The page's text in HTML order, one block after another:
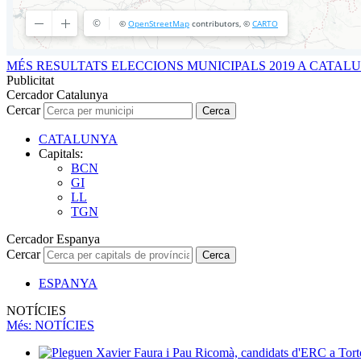
MÉS RESULTATS ELECCIONS MUNICIPALS 2019 A
Publicitat
Cercador Catalunya
Cercar
Cerca
CATALUNYA
Capitals:
BCN
GI
LL
TGN
Cercador Espanya
Cercar
Cerca
ESPANYA
NOTÍCIES
Més: NOTÍCIES